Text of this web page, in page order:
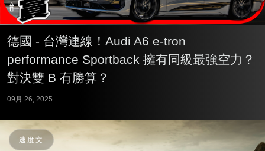
德國 - 台灣連線！Audi A6 e-tron
performance Sportback 擁有同級最強空力？
對決雙 B 有勝算？
09月 26, 2025
速度文